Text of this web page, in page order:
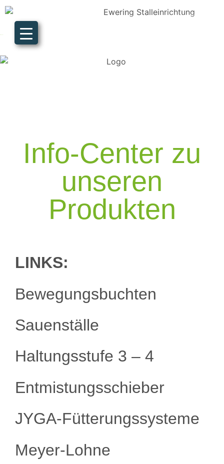
Info-Center zu
unseren
Produkten
LINKS:
Bewegungsbuchten
Sauenställe
Haltungsstufe 3 – 4
Entmistungsschieber
JYGA-Fütterungssysteme
Meyer-Lohne